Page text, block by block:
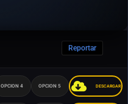
Reportar
OPCION 4 OPCION 5 DESCARGAR